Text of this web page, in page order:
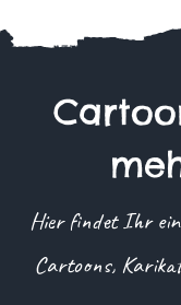
Hier findet Ihr
Cartoons,